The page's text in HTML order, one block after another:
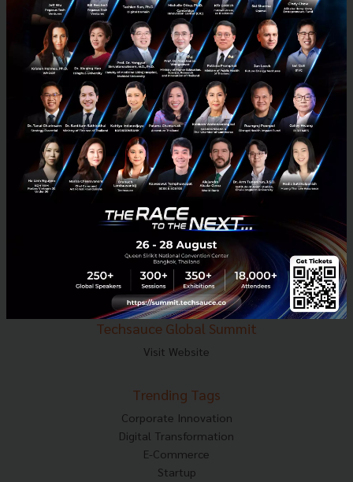
E-mail :contact@techsauce.co
Tel : 02-001-5375
Mobile : 06-4658-9500
Techsauce Media
About Techsauce
Techsauce Services
Privacy Policy
ส่งบทความ
Techsauce Global Summit
Visit Website
Trending Tags
Corporate Innovation
Digital Transformation
E-Commerce
Startup